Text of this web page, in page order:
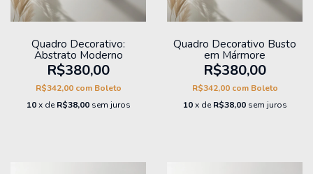
Quadro Decorativo:
Abstrato Moderno
R$380,00
R$342,00 com Boleto
10 x de R$38,00 sem juros
Quadro Decorativo Busto
em Mármore
R$380,00
R$342,00 com Boleto
10 x de R$38,00 sem juros